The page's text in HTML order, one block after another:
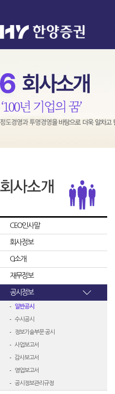
CEO인사말
회사정보
CI소개
재무정보
공시정보
일반공시
수시공시
정보기술부문 공시
사업보고서
감사보고서
영업보고서
공시정보관리규정